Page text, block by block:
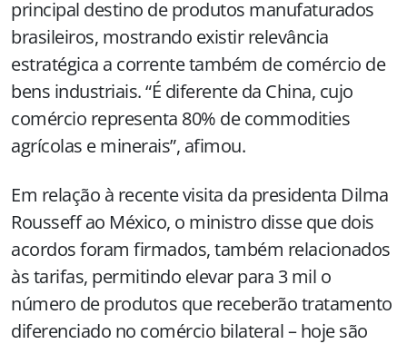
principal destino de produtos manufaturados
brasileiros, mostrando existir relevância
estratégica a corrente também de comércio de
bens industriais. “É diferente da China, cujo
comércio representa 80% de commodities
agrícolas e minerais”, afimou.
Em relação à recente visita da presidenta Dilma
Rousseff ao México, o ministro disse que dois
acordos foram firmados, também relacionados
às tarifas, permitindo elevar para 3 mil o
número de produtos que receberão tratamento
diferenciado no comércio bilateral – hoje são